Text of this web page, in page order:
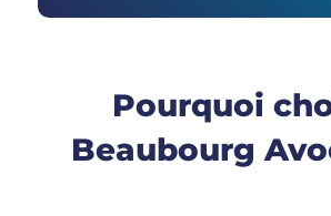
Pourquoi
Beaubourg